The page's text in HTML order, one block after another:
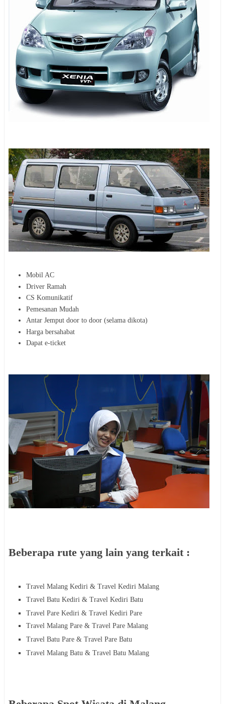
Mobil AC
Driver Ramah
CS Komunikatif
Pemesanan Mudah
Antar Jemput door to door (selama dikota)
Harga bersahabat
Dapat e-ticket
Beberapa rute yang lain yang terkait :
Travel Malang Kediri & Travel Kediri Malang
Travel Batu Kediri & Travel Kediri Batu
Travel Pare Kediri & Travel Kediri Pare
Travel Malang Pare & Travel Pare Malang
Travel Batu Pare & Travel Pare Batu
Travel Malang Batu & Travel Batu Malang